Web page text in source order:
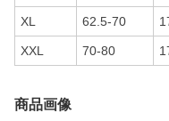
XL 62.5-70
XXL 70-80
商品画像